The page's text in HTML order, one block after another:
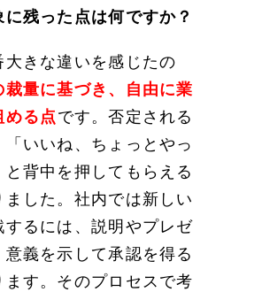
に残った点は何ですか？
きな違いを感じたの
裁量に基づき、自由に業
める点 です。否定される
「いいね、ちょっとやっ
と背中を押してもらえる
ました。社内では新しい
するには、説明やプレゼ
意義を示して承認を得る
ます。そのプロセスで考